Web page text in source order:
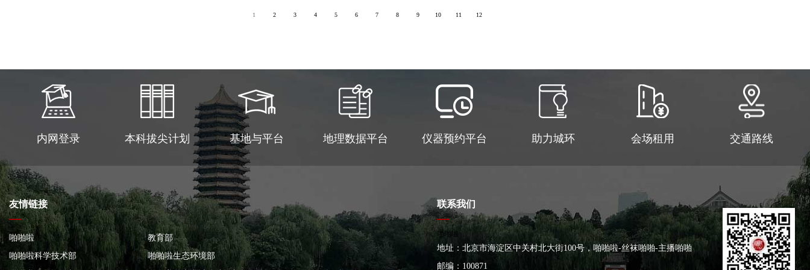
1 2 3 4 5 6 7 8 9 10 11 12
内网登录 本科拔尖计划 基地与平台 地理数据平台 仪器预约平台 助力城环 会场租用 交通路线
友情链接
啪啪啦
教育部
啪啪啦科学技术部
啪啪啦生态环境部
联系我们
啪啪啦
地址：北京市海淀区中关村北大街100号，啪啪啦-丝袜啪啪-主播啪啪
大楼
邮编：100871